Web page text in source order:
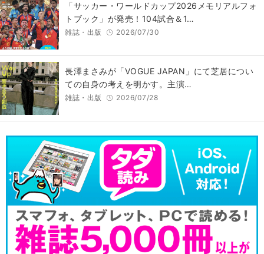
「サッカー・ワールドカップ2026メモリアルフォ
トブック」が発売！104試合＆1…
雑誌・出版 2026/07/30
長澤まさみが「VOGUE JAPAN」にて芝居につい
ての自身の考えを明かす。主演…
雑誌・出版 2026/07/28